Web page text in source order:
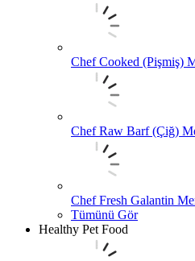
Chef Cooked (Pişmiş)
Chef Raw Barf (Çiğ)
Chef Fresh Galantin
Tümünü Gör
Healthy Pet Food